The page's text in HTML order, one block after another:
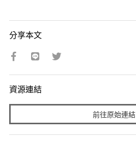
分享本文
資源連結
前往原始連結